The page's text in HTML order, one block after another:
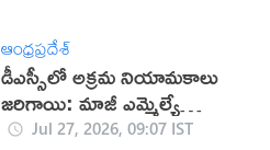
ఆంధ్రప్రదేశ్
డీఎస్సీలో అక్రమ నియామకాలు
జరిగాయి: మాజీ ఎమ్మెల్యే
(వీడియో)
Jul 27, 2026, 09:07 IST